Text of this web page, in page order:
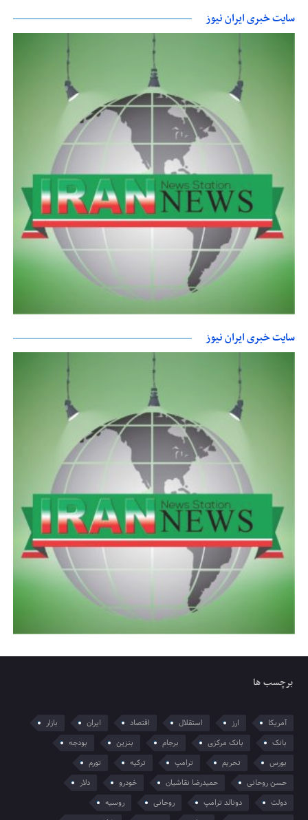
سایت خبری ایران نیوز
سایت خبری ایران نیوز
برچسب ها
آمریکا ارز استقلال اقتصاد ایران
بازار
بانک
بانک مرکزی برجام بنزین
بودجه
بورس
تحریم ترامپ ترکیه
تورم
حسن روحانی
حمیدرضا نقاشیان خودرو
دلار
دولت
دونالد ترامپ روحانی
روسیه